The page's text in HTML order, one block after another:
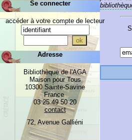
Se connecter
accéder à votre compte de lecteur
Adresse
Bibliothèque de l'AGA
Maison pour Tous
10300 Sainte-Savine
France
03 25 49 50 20
contact
72, Avenue Galliéni